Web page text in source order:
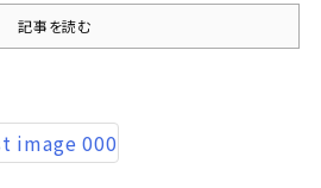
記事を読む